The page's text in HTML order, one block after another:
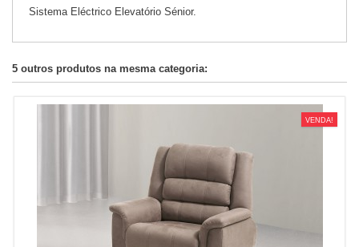
Sistema Eléctrico Elevatório Sénior.
5 outros produtos na mesma categoria:
VENDA!